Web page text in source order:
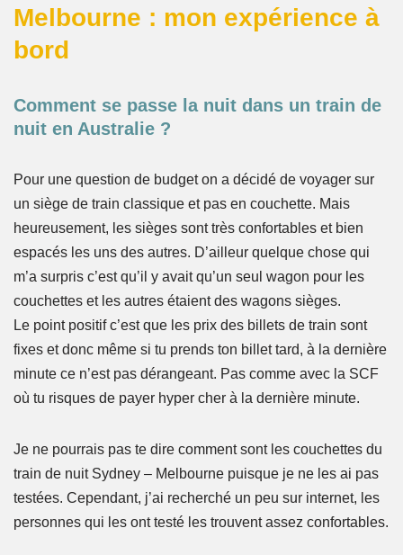
Melbourne : mon expérience à
bord
Comment se passe la nuit dans un train de
nuit en Australie ?
Pour une question de budget on a décidé de voyager sur
un siège de train classique et pas en couchette. Mais
heureusement, les sièges sont très confortables et bien
espacés les uns des autres. D’ailleur quelque chose qui
m’a surpris c’est qu’il y avait qu’un seul wagon pour les
couchettes et les autres étaient des wagons sièges.
Le point positif c’est que les prix des billets de train sont
fixes et donc même si tu prends ton billet tard, à la dernière
minute ce n’est pas dérangeant. Pas comme avec la SCF
où tu risques de payer hyper cher à la dernière minute.
Je ne pourrais pas te dire comment sont les couchettes du
train de nuit Sydney – Melbourne puisque je ne les ai pas
testées. Cependant, j’ai recherché un peu sur internet, les
personnes qui les ont testé les trouvent assez confortables.